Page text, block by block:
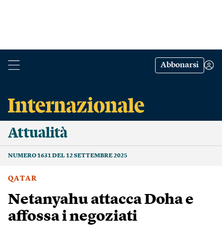
Abbonarsi
Attualità
NUMERO 1631 DEL 12 SETTEMBRE 2025
QATAR
Netanyahu attacca Doha e
affossa i negoziati